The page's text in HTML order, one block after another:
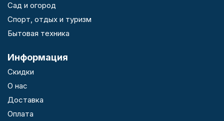
Сад и огород
Спорт, отдых и туризм
Бытовая техника
Информация
Скидки
О нас
Доставка
Оплата